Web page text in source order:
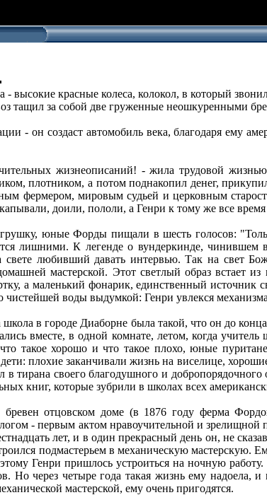
красные колеса, колокол, в который
тащил за собой две груженные неошкуренными
- он создаст автомобиль века, благодаря ему
жизнеописаний! - жила трудовой
плотником, а потом поднакопил денег,
фермером, мировым судьей и церковным
доили, пололи, а Генри к тому же все
юные Форды пищали в шесть голосов:
лишними. К легенде о вундеркинде, чинившем
любивший давать интервью. Так на свет
мастерской. Этот светлый образ встает
а маленький фонарик, единственный источник
воды выдумкой: Генри увлекся
школа в городе Диаборне была такой, что он до
вместе, в одной комнате, летом, когда
такое хорошо и что такое плохо, юные
плохие заканчивали жизнь на виселице,
тирана своего благодушного и
книг, которые зубрили в школах всех
бревен отцовском доме (в 1876 году ферма
- первым актом нравоучительной и
лет, и в один прекрасный день он, не
подмастерьем в механическую мастерскую.
Генри пришлось устроиться на ночную
Но через четыре года такая жизнь ему
мастерской, ему очень пригодятся.